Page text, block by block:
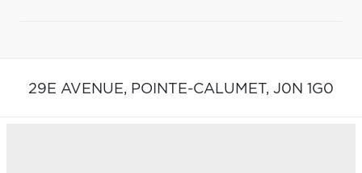
29E AVENUE, POINTE-CALUMET, J0N 1G0